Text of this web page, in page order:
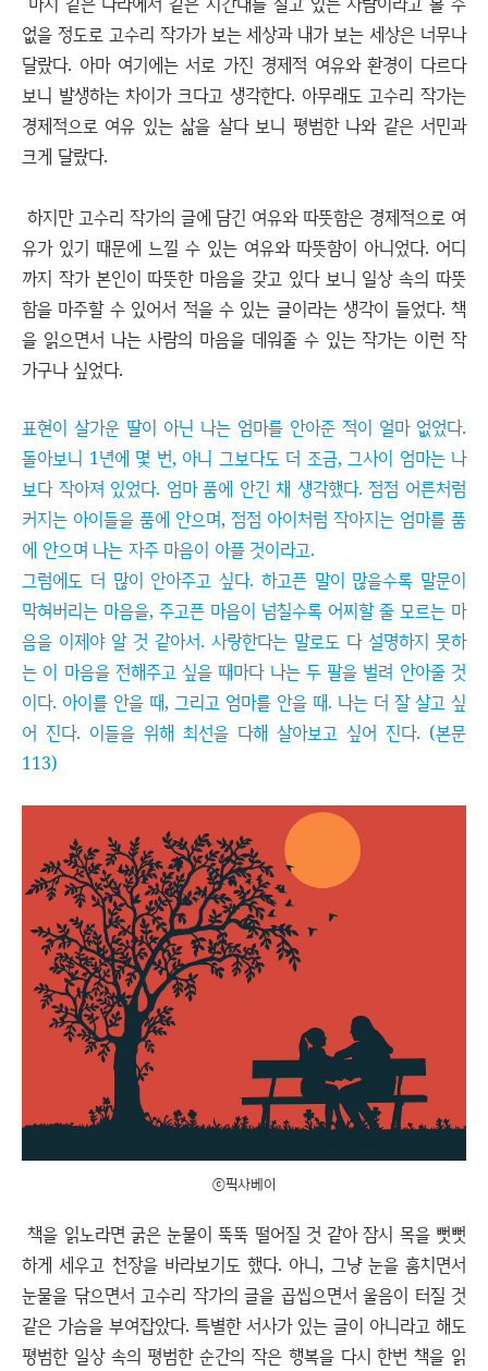
없을 정도로 고수리 작가가 보는 세상과 내가 보는 세상은 너무나
달랐다. 아마 여기에는 서로 가진 경제적 여유와 환경이 다르다
보니 발생하는 차이가 크다고 생각한다. 아무래도 고수리 작가는
경제적으로 여유 있는 삶을 살다 보니 평범한 나와 같은 서민과
크게 달랐다.
하지만 고수리 작가의 글에 담긴 여유와 따뜻함은 경제적으로 여
유가 있기 때문에 느낄 수 있는 여유와 따뜻함이 아니었다. 어디
까지 작가 본인이 따뜻한 마음을 갖고 있다 보니 일상 속의 따뜻
함을 마주할 수 있어서 적을 수 있는 글이라는 생각이 들었다. 책
을 읽으면서 나는 사람의 마음을 데워줄 수 있는 작가는 이런 작
가구나 싶었다.
표현이 살가운 딸이 아닌 나는 엄마를 안아준 적이 얼마 없었다.
돌아보니 1년에 몇 번, 아니 그보다도 더 조금, 그사이 엄마는 나
보다 작아져 있었다. 엄마 품에 안긴 채 생각했다. 점점 어른처럼
커지는 아이들을 품에 안으며, 점점 아이처럼 작아지는 엄마를 품
에 안으며 나는 자주 마음이 아플 것이라고.
그럼에도 더 많이 안아주고 싶다. 하고픈 말이 많을수록 말문이
막혀버리는 마음을, 주고픈 마음이 넘칠수록 어찌할 줄 모르는 마
음을 이제야 알 것 같아서. 사랑한다는 말로도 다 설명하지 못하
는 이 마음을 전해주고 싶을 때마다 나는 두 팔을 벌려 안아줄 것
이다. 아이를 안을 때, 그리고 엄마를 안을 때. 나는 더 잘 살고 싶
어 진다. 이들을 위해 최선을 다해 살아보고 싶어 진다. (본문
113)
ⓒ픽사베이
책을 읽노라면 굵은 눈물이 뚝뚝 떨어질 것 같아 잠시 목을 뻣뻣
하게 세우고 천장을 바라보기도 했다. 아니, 그냥 눈을 훔치면서
눈물을 닦으면서 고수리 작가의 글을 곱씹으면서 울음이 터질 것
같은 가슴을 부여잡았다. 특별한 서사가 있는 글이 아니라고 해도
평범한 일상 속의 평범한 순간의 작은 행복을 다시 한번 책을 읽